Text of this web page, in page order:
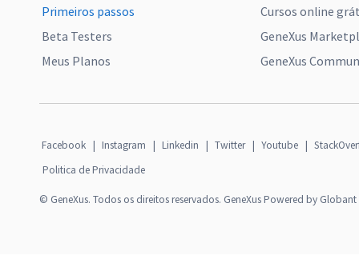
Primeiros passos
Beta Testers
Meus Planos
Cursos online
GeneXus
GeneXus
Facebook | Instagram | Linkedin | Twitter | Youtube |
Politica de Privacidade
© GeneXus. Todos os direitos reservados. GeneXus Powered by Globant